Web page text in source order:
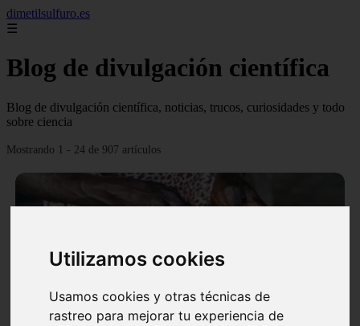
Utilizamos cookies
Usamos cookies y otras técnicas de
rastreo para mejorar tu experiencia de
dimetilsulfuro.es
☰
Blog de divulgación científica
Blog de divulgación científica, noticias, trucos, curiosidades y todo
sobre ciencia
Mostrando 1 - 24 de 907 artículos